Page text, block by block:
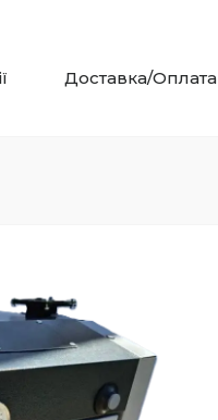
Доставка/Оплата